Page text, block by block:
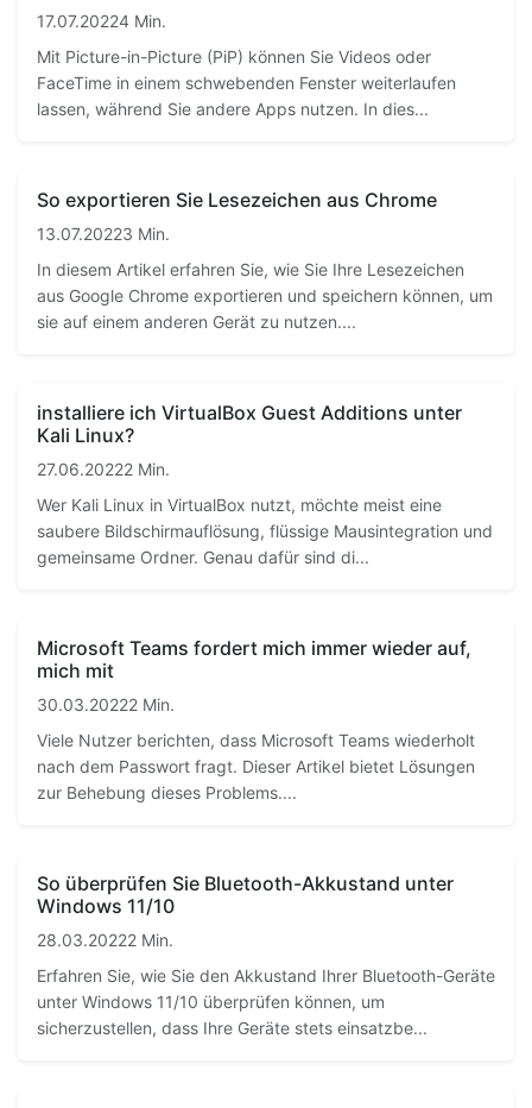
17.07.20224 Min.
Mit Picture-in-Picture (PiP) können Sie Videos oder
FaceTime in einem schwebenden Fenster weiterlaufen
lassen, während Sie andere Apps nutzen. In dies...
So exportieren Sie Lesezeichen aus Chrome
13.07.20223 Min.
In diesem Artikel erfahren Sie, wie Sie Ihre Lesezeichen
aus Google Chrome exportieren und speichern können, um
sie auf einem anderen Gerät zu nutzen....
installiere ich VirtualBox Guest Additions unter
Kali Linux?
27.06.20222 Min.
Wer Kali Linux in VirtualBox nutzt, möchte meist eine
saubere Bildschirmauflösung, flüssige Mausintegration und
gemeinsame Ordner. Genau dafür sind di...
Microsoft Teams fordert mich immer wieder auf,
mich mit
30.03.20222 Min.
Viele Nutzer berichten, dass Microsoft Teams wiederholt
nach dem Passwort fragt. Dieser Artikel bietet Lösungen
zur Behebung dieses Problems....
So überprüfen Sie Bluetooth-Akkustand unter
Windows 11/10
28.03.20222 Min.
Erfahren Sie, wie Sie den Akkustand Ihrer Bluetooth-Geräte
unter Windows 11/10 überprüfen können, um
sicherzustellen, dass Ihre Geräte stets einsatzbe...